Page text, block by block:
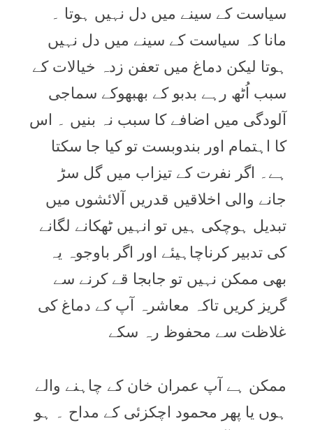
سیاست کے سینے میں دل نہیں ہوتا ۔
مانا کہ سیاست کے سینے میں دل نہیں
ہوتا لیکن دماغ میں تعفن زدہ خیالات کے
سبب اُٹھ رہے بدبو کے بھبھوکے سماجی
آلودگی میں اضافے کا سبب نہ بنیں ۔ اس
کا اہتمام اور بندوبست تو کیا جا سکتا
ہے۔ اگر نفرت کے تیزاب میں گل سڑ
جانے والی اخلاقیں قدریں آلائشوں میں
تبدیل ہوچکی ہیں تو انہیں ٹھکانے لگانے
کی تدبیر کرناچاہیئے اور اگر باوجوہ یہ
بھی ممکن نہیں تو جابجا قے کرنے سے
گریز کریں تاکہ معاشرہ آپ کے دماغ کی
غلاظت سے محفوظ رہ سکے
ممکن ہے آپ عمران خان کے چاہنے والے
ہوں یا پھر محمود اچکزئی کے مداح ۔ ہو